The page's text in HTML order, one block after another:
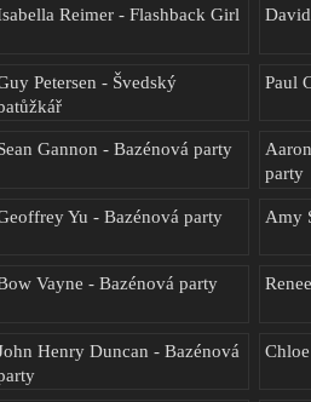
Reimer - Flashback Girl
Petersen - Švedský
Paul
Gannon - Bazénová party
party
Yu - Bazénová party Amy
Vayne - Bazénová party
Henry Duncan - Bazénová